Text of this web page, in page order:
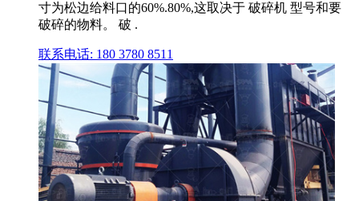
寸为松边给料口的60%.80%,这取决于 破碎机 型号和要
破碎的物料。 破 .
联系电话: 180 3780 8511